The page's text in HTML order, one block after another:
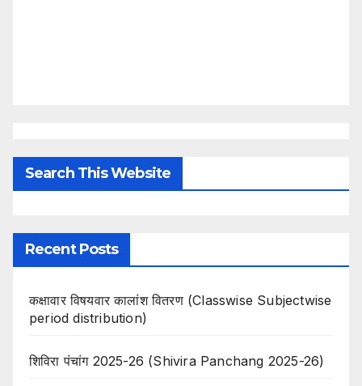
Search This Website
Recent Posts
कक्षावार विषयवार कालांश वितरण (Classwise Subjectwise
period distribution)
शिविरा पंचांग 2025-26 (Shivira Panchang 2025-26)